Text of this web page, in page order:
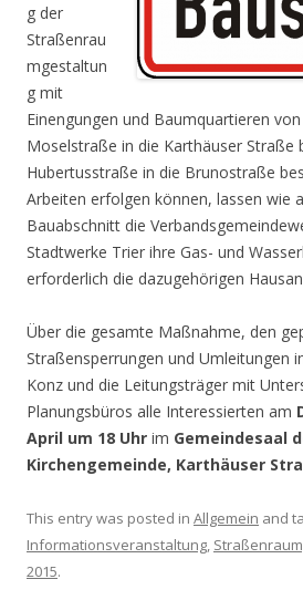
g der
Straßenrau
mgestaltun
g mit
Einengungen und Baumquartieren
Moselstraße in die Karthäuser Straße
Hubertusstraße in die Brunostraße
Arbeiten erfolgen können, lassen wie
Bauabschnitt die
Stadtwerke Trier ihre Gas- und
erforderlich die dazugehörigen
Über die gesamte Maßnahme, den
Straßensperrungen und Umleitungen
Konz und die Leitungsträger mit
Planungsbüros alle Interessierten am
April um 18 Uhr im Gemeindesaal
Kirchengemeinde, Karthäuser
This entry was posted in Allgemein and
Informationsveranstaltung,
2015.